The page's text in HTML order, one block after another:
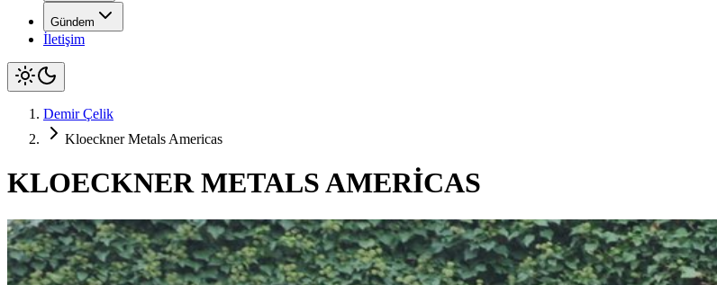
Gündem
İletişim
Demir Çelik
Kloeckner Metals Americas
KLOECKNER METALS AMERİCAS